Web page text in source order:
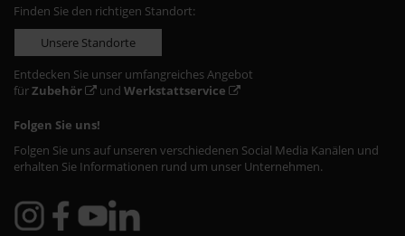
Finden Sie den richtigen Standort:
Unsere Standorte
Entdecken Sie unser umfangreiches Angebot
fürZubehör und Werkstattservice
Folgen Sie uns!
Folgen Sie uns auf unseren verschiedenen Social Media Kanälen und
erhalten Sie Informationen rund um unser Unternehmen.